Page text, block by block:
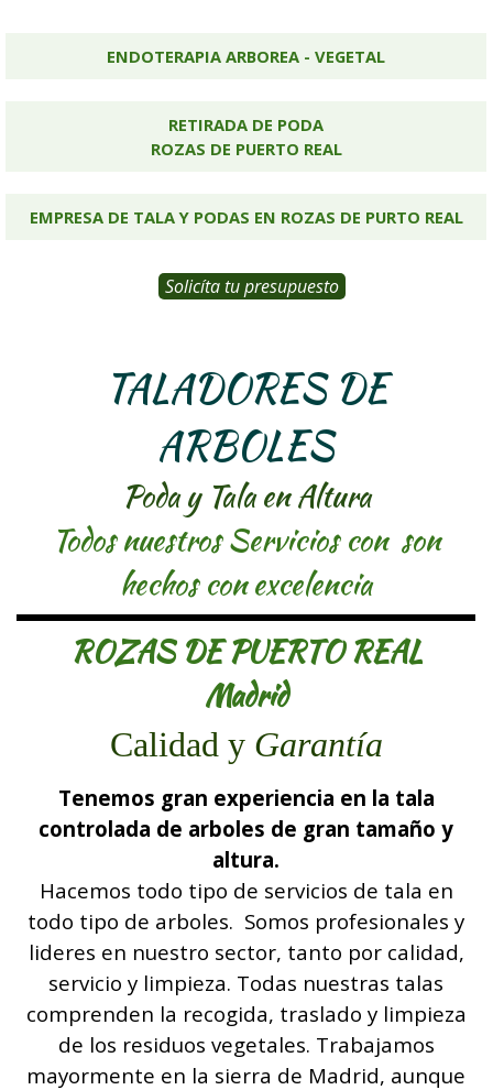
ENDOTERAPIA ARBOREA - VEGETAL
RETIRADA DE PODA
ROZAS DE PUERTO REAL
EMPRESA DE TALA Y PODAS EN ROZAS DE PURTO REAL
Solicíta tu presupuesto
TALADORES DE
ARBOLES
Poda y Tala en Altura
Todos nuestros Servicios con son
hechos con excelencia
ROZAS DE PUERTO REAL
Madrid
Calidad y Garantía
Tenemos gran experiencia en la tala
controlada de arboles de gran tamaño y
altura.
Hacemos todo tipo de servicios de tala en
todo tipo de arboles. Somos profesionales y
lideres en nuestro sector, tanto por calidad,
servicio y limpieza. Todas nuestras talas
comprenden la recogida, traslado y limpieza
de los residuos vegetales. Trabajamos
mayormente en la sierra de Madrid, aunque